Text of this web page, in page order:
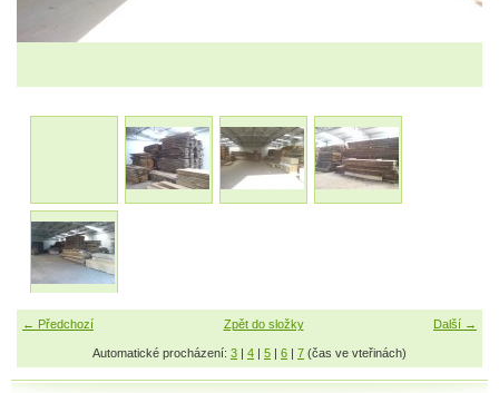
← Předchozí Další →
Zpět do složky
Automatické procházení: 3 | 4 | 5 | 6 | 7 (čas ve vteřinách)